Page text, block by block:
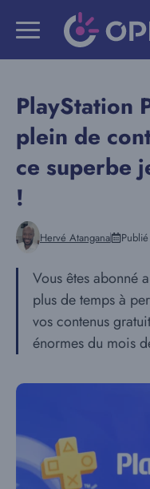
PlayStation
plein de
ce superbe
!
Hervé Atangana
Vous êtes abonné
plus de temps à
vos contenus
énormes du mois